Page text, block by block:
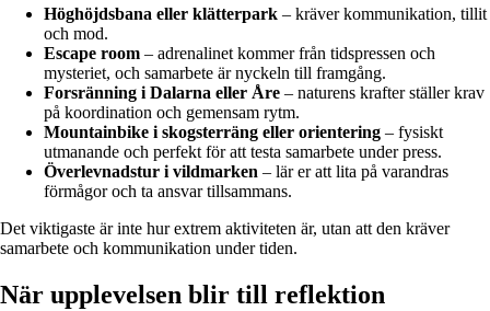
Höghöjdsbana eller klätterpark – kräver kommunikation, tillit
och mod.
Escape room – adrenalinet kommer från tidspressen och
mysteriet, och samarbete är nyckeln till framgång.
Forsränning i Dalarna eller Åre – naturens krafter ställer krav
på koordination och gemensam rytm.
Mountainbike i skogsterräng eller orientering – fysiskt
utmanande och perfekt för att testa samarbete under press.
Överlevnadstur i vildmarken – lär er att lita på varandras
förmågor och ta ansvar tillsammans.
Det viktigaste är inte hur extrem aktiviteten är, utan att den kräver
samarbete och kommunikation under tiden.
När upplevelsen blir till reflektion